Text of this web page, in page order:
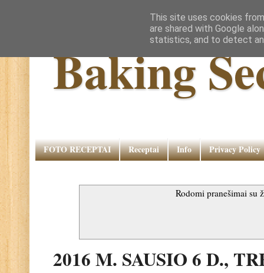
Baking
FOTO RECEPTAI Receptai Info Privacy Policy
Rodomi pranešimai su
2016 M. SAUSIO 6 D.,
This site uses cookies
are shared with Google
statistics, and to detect